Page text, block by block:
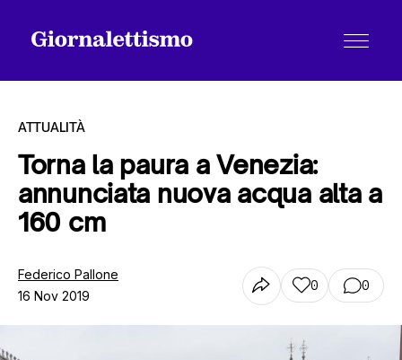
Tutti gli articoli
Chi siamo
ATTUALITÀ
Torna la paura a Venezia:
annunciata nuova acqua alta a
160 cm
Federico Pallone
16 Nov 2019
0 0